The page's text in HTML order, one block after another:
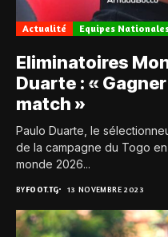
Actualité Equipes
Eliminatoires
Duarte : «
match »
Paulo Duarte, le
de la campagne du Togo
monde 2026...
BYFOOT.TG 13 NOVEMBRE 2023